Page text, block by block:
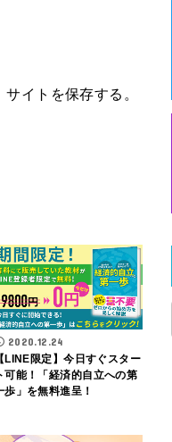
イトを保存する。
2020.12.24
【LINE限定】今日すぐスター
可能！「経済的自立への第
歩」を無料進呈！